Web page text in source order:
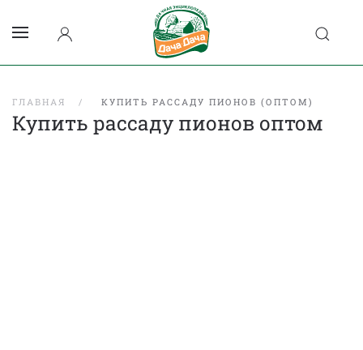
ГЛАВНАЯ КУПИТЬ РАССАДУ ПИОНОВ (ОПТОМ)
Купить рассаду пионов оптом